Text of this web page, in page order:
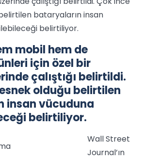
bataryaların insan
belirtiliyor.
mobil hem de
için özel bir
çalıştığı belirtildi.
olduğu belirtilen
insan vücuduna
belirtiliyor.
Wall Street
Journal’ın